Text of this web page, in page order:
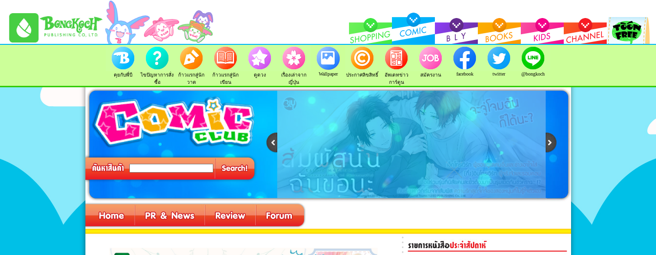
คุยกับพี่บี
ไขปัญหาการสั่ง
ซื้อ
ก้าวแรกสู่นัก
วาด
ก้าวแรกสู่นัก
เขียน
ดูดวง
เรื่องเล่าจาก
ญี่ปุ่น
Wallpaper ประกาศลิขสิทธิ์
อัพเดทข่าว
การ์ตูน
สมัครงาน facebook twitter @bongkoch